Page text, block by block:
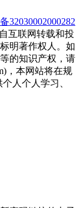
32030002000282
互联网转载和投
明著作权人。如
的知识产权，请
，本网站将在规
人个人学习、